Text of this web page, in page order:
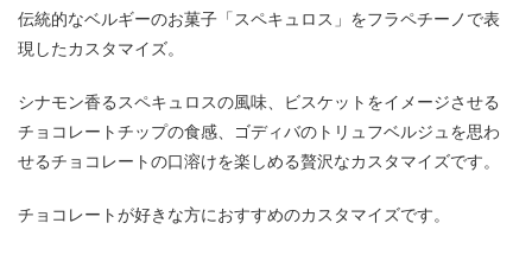
伝統的なベルギーのお菓子「スペキュロス」をフラペチーノで表
現したカスタマイズ。
シナモン香るスペキュロスの風味、ビスケットをイメージさせる
チョコレートチップの食感、ゴディバのトリュフベルジュを思わ
せるチョコレートの口溶けを楽しめる贅沢なカスタマイズです。
チョコレートが好きな方におすすめのカスタマイズです。